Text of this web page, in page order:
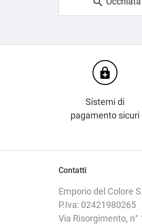
enhanced_encryption
Sistemi di
pagamento sicuri
Contatti
Emporio del Colore
P.Iva: 02421980265
Via Risorgimento, n°